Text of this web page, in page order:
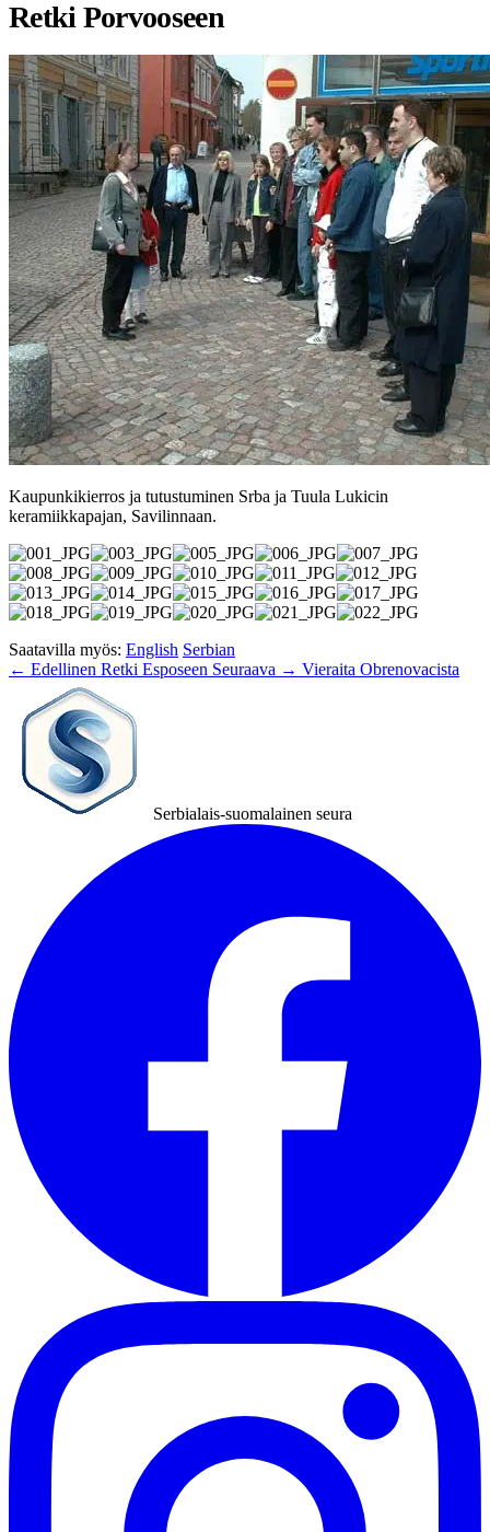
Retki Porvooseen
Kaupunkikierros ja tutustuminen Srba ja Tuula Lukicin
keramiikkapajan, Savilinnaan.
Saatavilla myös: English Serbian
← Edellinen Retki Esposeen Seuraava → Vieraita Obrenovacista
Serbialais-suomalainen seura